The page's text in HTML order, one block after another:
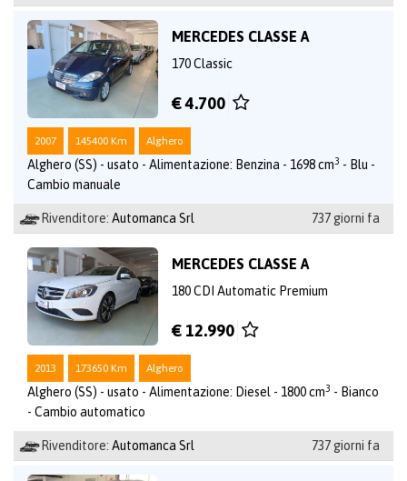
MERCEDES CLASSE A
170 Classic
€ 4.700
2007 145400 Km Alghero
Alghero (SS) - usato - Alimentazione: Benzina - 1698 cm3 - Blu -
Cambio manuale
Rivenditore: Automanca Srl 737 giorni fa
MERCEDES CLASSE A
180 CDI Automatic Premium
€ 12.990
2013 173650 Km Alghero
Alghero (SS) - usato - Alimentazione: Diesel - 1800 cm3 - Bianco
- Cambio automatico
Rivenditore: Automanca Srl 737 giorni fa